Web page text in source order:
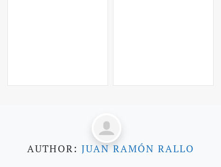
AUTHOR: JUAN RAMÓN RALLO